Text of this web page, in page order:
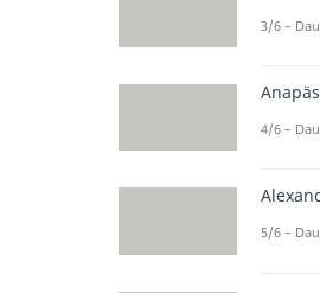
3/6 –
4/6 –
5/6 –